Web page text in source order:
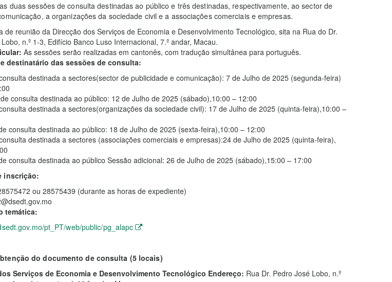
duas sessões de consulta destinadas ao público e três destinadas, respectivamente, ao sector de
a organizações da sociedade civil e a associações comerciais e empresas.
de reunião da Direcção dos Serviços de Economia e Desenvolvimento Tecnológico, sita na Rua do Dr.
n.º 1-3, Edifício Banco Luso Internacional, 7.º andar, Macau.
As sessões serão realizadas em cantonês, com tradução simultânea para português.
destinatário das sessões de consulta:
destinada a sectores(sector de publicidade e comunicação): 7 de Julho de 2025 (segunda-feira)
consulta destinada ao público: 12 de Julho de 2025 (sábado),10:00 – 12:00
destinada a sectores(organizações da sociedade civil): 17 de Julho de 2025 (quinta-feira),10:00 –
consulta destinada ao público: 18 de Julho de 2025 (sexta-feira),10:00 – 12:00
destinada a sectores (associações comerciais e empresas):24 de Julho de 2025 (quinta-feira),
consulta destinada ao público Sessão adicional: 26 de Julho de 2025 (sábado),15:00 – 17:00
inscrição:
ou 28575439 (durante as horas de expediente)
temática:
pt_PT/web/public/pg_alapc
do documento de consulta (5 locais)
Serviços de Economia e Desenvolvimento Tecnológico Endereço: Rua Dr. Pedro José Lobo, n.º